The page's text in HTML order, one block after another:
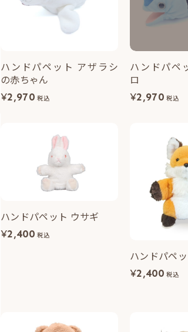
ハンドパペット アザラシ
の赤ちゃん
¥2,970 税込
ハンドパペ
ロ
¥2,970 税込
ハンドパペット ウサギ
¥2,400 税込
ハンドパペ
¥2,400 税込